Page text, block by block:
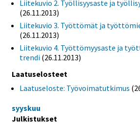
Liitekuvio 2. Työllisyysaste ja
(26.11.2013)
Liitekuvio 3. Työttömät ja
(26.11.2013)
Liitekuvio 4. Työttömyysaste ja
trendi (26.11.2013)
Laatuselosteet
Laatuseloste: Työvoimatutkimus
syyskuu
Julkistukset